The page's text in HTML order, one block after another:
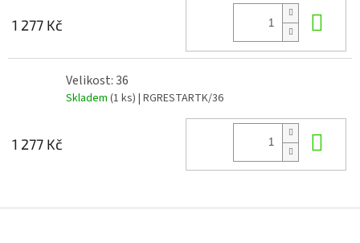
1 277 Kč
Velikost: 36
Skladem (1 ks) | RGRESTARTK/36
1 277 Kč